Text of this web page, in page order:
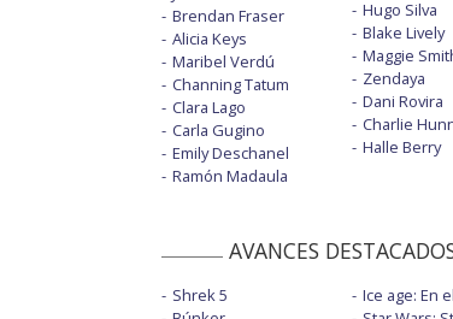
Brendan Fraser
Alicia Keys
Maribel Verdú
Channing Tatum
Clara Lago
Carla Gugino
Emily Deschanel
Ramón Madaula
Hugo Silva
Blake Lively
Maggie
Zendaya
Dani Rovira
Charlie
Halle Berry
AVANCES
Shrek 5
Ice age: En